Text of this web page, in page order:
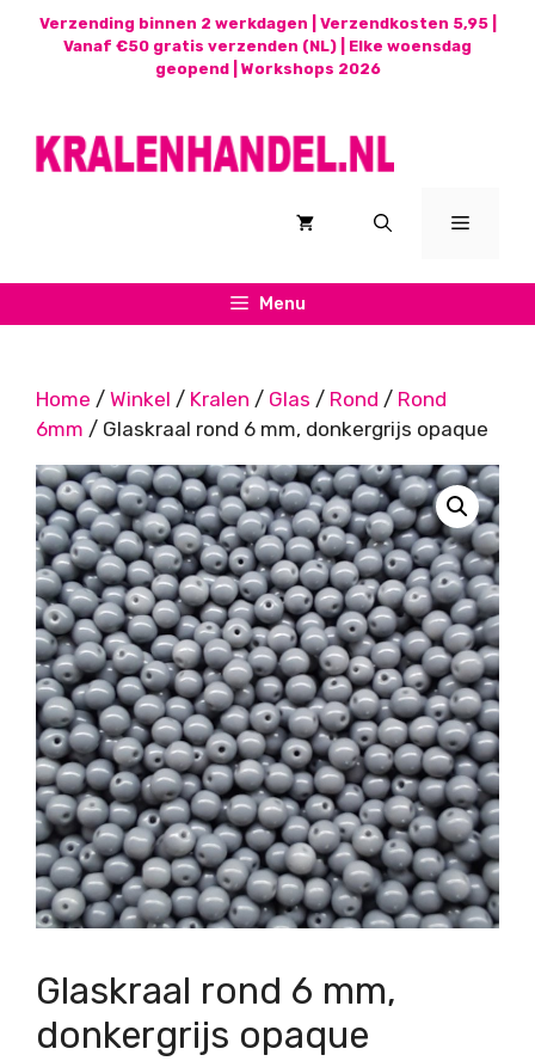
Verzending binnen 2 werkdagen | Verzendkosten 5,95 |
Vanaf €50 gratis verzenden (NL) | Elke woensdag
geopend | Workshops 2026
Menu
Menu
Home / Winkel / Kralen / Glas / Rond / Rond
6mm / Glaskraal rond 6 mm, donkergrijs opaque
Glaskraal rond 6 mm,
donkergrijs opaque